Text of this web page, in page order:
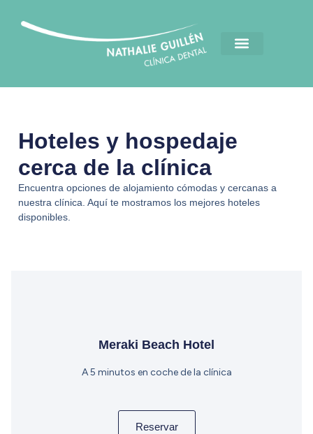
Hoteles y hospedaje
cerca de la clínica
Encuentra opciones de alojamiento cómodas y cercanas a
nuestra clínica. Aquí te mostramos los mejores hoteles
disponibles.
Meraki Beach Hotel
A 5 minutos en coche de la clínica
Reservar